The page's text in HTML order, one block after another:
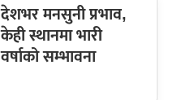
देशभर मनसुनी प्रभाव,
केही स्थानमा भारी
वर्षाको सम्भावना